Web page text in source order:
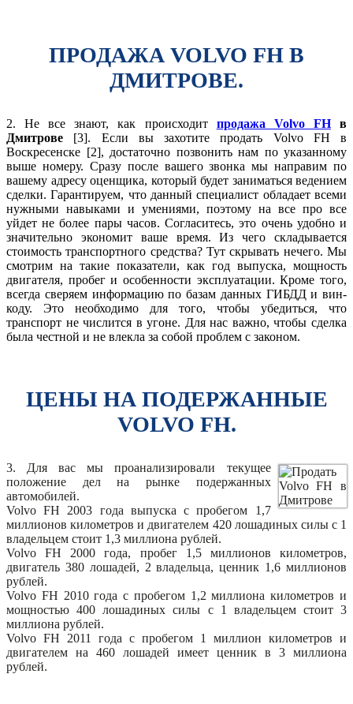
ПРОДАЖА VOLVO FH В
ДМИТРОВЕ.
2. Не все знают, как происходит продажа Volvo FHв
Дмитрове [3]. Если вы захотите продать Volvo FH в
Воскресенске [2], достаточно позвонить нам по указанному
выше номеру. Сразу после вашего звонка мы направим по
вашему адресу оценщика, который будет заниматься ведением
сделки. Гарантируем, что данный специалист обладает всеми
нужными навыками и умениями, поэтому на все про все
уйдет не более пары часов. Согласитесь, это очень удобно и
значительно экономит ваше время. Из чего складывается
стоимость транспортного средства? Тут скрывать нечего. Мы
смотрим на такие показатели, как год выпуска, мощность
двигателя, пробег и особенности эксплуатации. Кроме того,
всегда сверяем информацию по базам данных ГИБДД и вин-
коду. Это необходимо для того, чтобы убедиться, что
транспорт не числится в угоне. Для нас важно, чтобы сделка
была честной и не влекла за собой проблем с законом.
ЦЕНЫ НА ПОДЕРЖАННЫЕ
VOLVO FH.
3. Для вас мы проанализировали текущее
положение дел на рынке подержанных
автомобилей.
Volvo FH 2003 года выпуска с пробегом 1,7
миллионов километров и двигателем 420 лошадиных силы с 1
владельцем стоит 1,3 миллиона рублей.
Volvo FH 2000 года, пробег 1,5 миллионов километров,
двигатель 380 лошадей, 2 владельца, ценник 1,6 миллионов
рублей.
Volvo FH 2010 года с пробегом 1,2 миллиона километров и
мощностью 400 лошадиных силы с 1 владельцем стоит 3
миллиона рублей.
Volvo FH 2011 года с пробегом 1 миллион километров и
двигателем на 460 лошадей имеет ценник в 3 миллиона
рублей.